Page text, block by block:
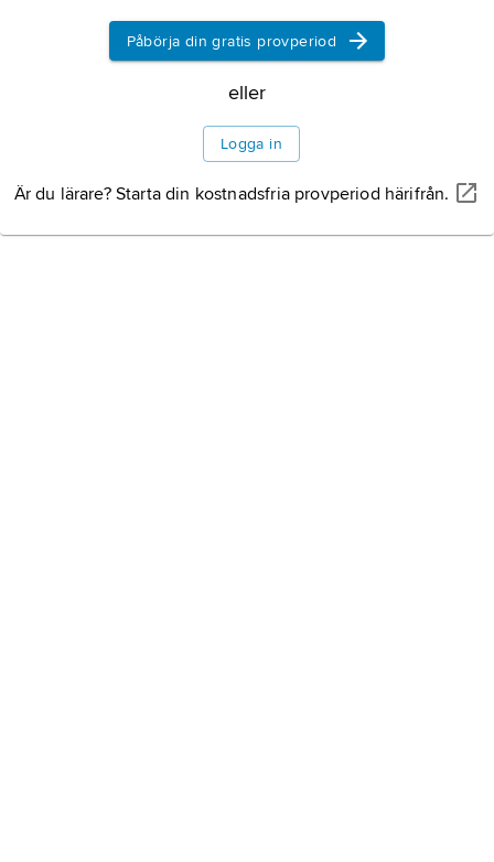
Information om artikeln
Påbörja din gratis provperiod
eller
Logga in
Är du lärare? Starta din kostnadsfria provperiod härifrån.